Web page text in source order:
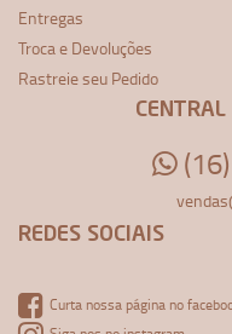
Entregas
Troca e Devoluções
Rastreie seu Pedido
REDES SOCIAIS
Curta nossa página no